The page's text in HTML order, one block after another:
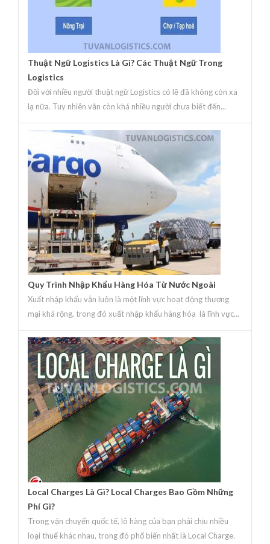
Thuật Ngữ Logistics Là Gì? Các Thuật Ngữ Trong
Logistics
Đối với nhiều người thuật ngữ Logistics có lẽ đã không còn xa
lạ nữa. Tuy nhiên vẫn còn khá nhiều người chưa biết đến...
Quy Trình Nhập Khẩu Hàng Hóa Từ Nước Ngoài
Xuất nhập khẩu vẫn luôn là một lĩnh vực hoạt động thương
mại khá rộng, trong đó xuất nhập khẩu hàng hóa là lĩnh vực...
Local Charges Là Gì? Local Charges Bao Gồm Những
Phí Gì?
Trong vận chuyển quốc tế, lô hàng của bạn phải chịu nhiều
loại thuế khác nhau, trong đó phổ biến nhất là Local Charge.